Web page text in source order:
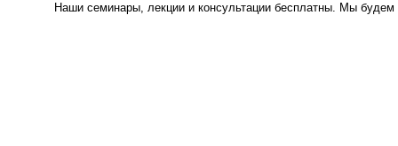
Наши семинары, лекции и консультации бесплатны. Мы